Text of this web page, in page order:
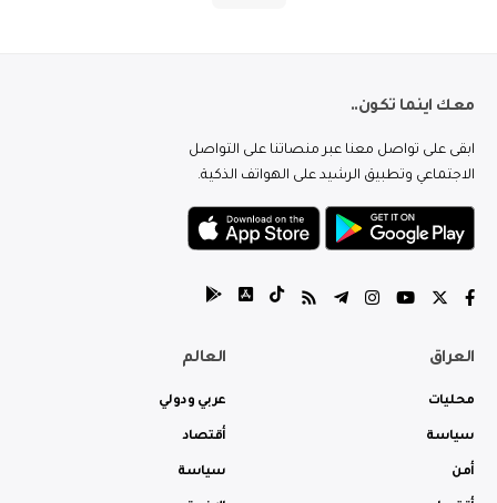
معك اينما تكون..
ابقى على تواصل معنا عبر منصاتنا على التواصل
الاجتماعي وتطبيق الرشيد على الهواتف الذكية.
العراق
محليات
سياسة
أمن
العالم
عربي ودولي
أقتصاد
سياسة